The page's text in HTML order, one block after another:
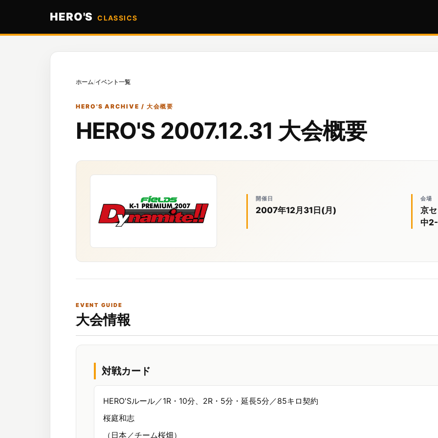
HERO'S CLASSICS
ホーム/イベント一覧
HERO'S ARCHIVE / 大会概要
HERO'S 2007.12.31 大会概要
開催日
2007年12月31日(月)
会場
京
中
EVENT GUIDE
大会情報
対戦カード
HERO'Sルール／1R・10分、2R・5分・延長5分／85キロ契約
桜庭和志
（日本／チーム桜畑）